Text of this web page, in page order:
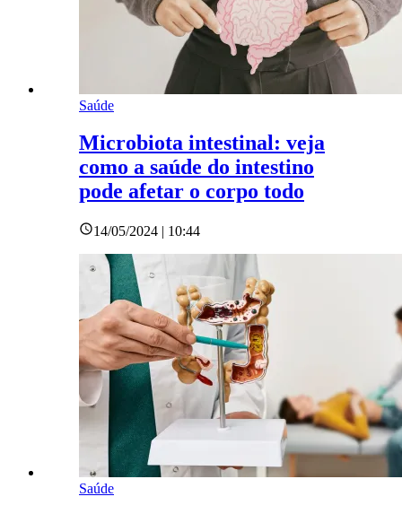
Saúde
Microbiota intestinal: veja
como a saúde do intestino
pode afetar o corpo todo
14/05/2024 | 10:44
Saúde